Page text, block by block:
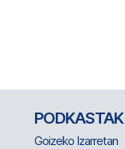
PODKASTAK
Goizeko Izarretan